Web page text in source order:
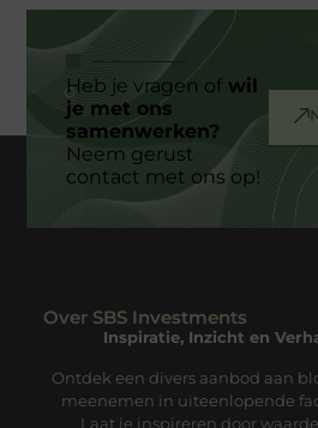
Heb je vragen ofwil
je met ons
samenwerken?
Neem gerust
contact met ons op!
Over SBS Investments
Inspiratie, Inzicht en
Ontdek een divers aanbod aan
meenemen in uiteenlopende
Laat je inspireren door